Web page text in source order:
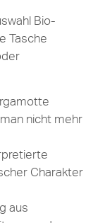
Bio-
Tasche
nicht mehr
Charakter
aus